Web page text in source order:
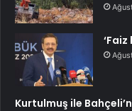
Kurtulmuş ile